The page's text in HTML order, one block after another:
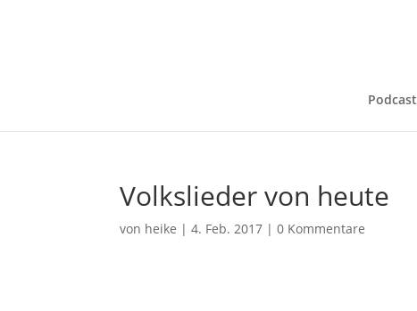
Podcast
Volkslieder von heute
von heike |4. Feb. 2017 |0 Kommentare